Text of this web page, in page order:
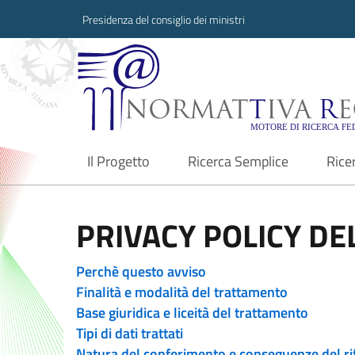
Presidenza del consiglio dei ministri
Normattiva
Il Progetto
current Ricerca Semplice
PRIVACY POLICY
Perchè questo avviso
Finalità e modalità del trattamento
Base giuridica e liceità del trattamento
Tipi di dati trattati